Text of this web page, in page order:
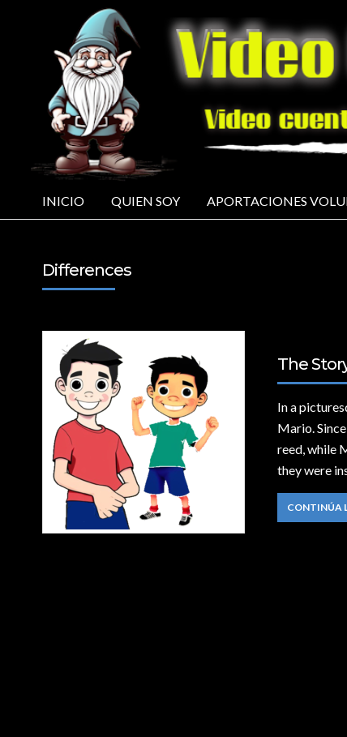
INICIO QUIEN SOY APORTACIONES
Differences
The
In a
Mario.
reed, while
they were
CONTINÚA